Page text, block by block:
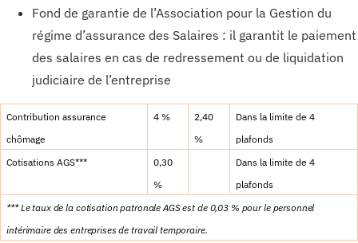
Fond de garantie de l’Association pour la Gestion du
régime d’assurance des Salaires : il garantit le paiement
des salaires en cas de redressement ou de liquidation
judiciaire de l’entreprise
Contribution assurance
chômage
4 %
2,40
%
Dans la limite de 4
plafonds
Cotisations AGS***
0,30
%
Dans la limite de 4
plafonds
*** Le taux de la cotisation patronale AGS est de 0,03 % pour le personnel
intérimaire des entreprises de travail temporaire.